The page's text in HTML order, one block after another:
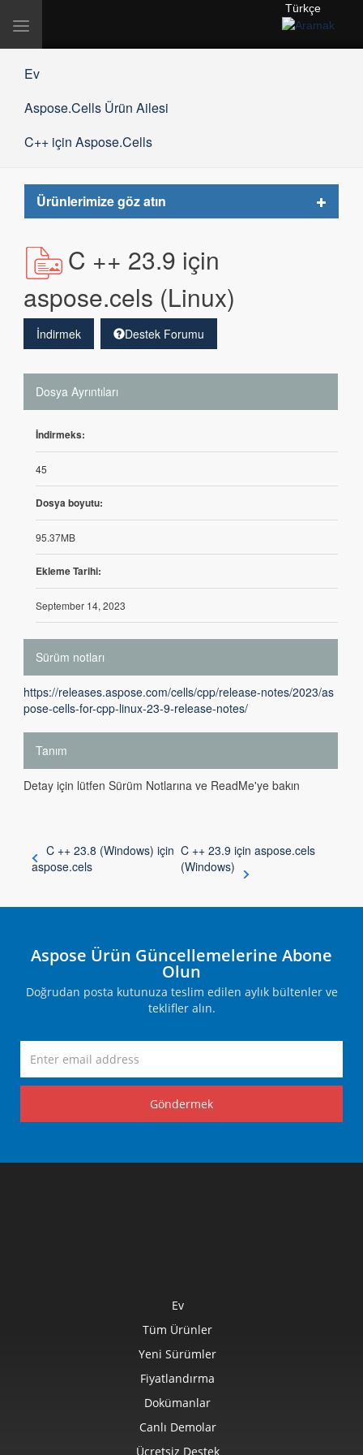
Gezinmeyi
Türkçe
Ev
Aspose.Cells Ürün Ailesi
C++ için Aspose.Cells
Ürünlerimize göz atın
Toggle
C ++ 23.9 için
aspose.cels (Linux)
İndirmek Destek Forumu
Dosya Ayrıntıları
İndirmeks:
45
Dosya boyutu:
95.37MB
Ekleme Tarihi:
September 14, 2023
Sürüm notları
https://releases.aspose.com/cells/cpp/release-notes/2023/as
pose-cells-for-cpp-linux-23-9-release-notes/
Tanım
Detay için lütfen Sürüm Notlarına ve ReadMe'ye bakın
C ++ 23.8 (Windows) için
aspose.cels
C ++ 23.9 için aspose.cels
(Windows)
Aspose Ürün Güncellemelerine Abone
Olun
Doğrudan posta kutunuza teslim edilen aylık bültenler ve
teklifler alın.
Göndermek
Ev
Tüm Ürünler
Yeni Sürümler
Fiyatlandırma
Dokümanlar
Canlı Demolar
Ücretsiz Destek